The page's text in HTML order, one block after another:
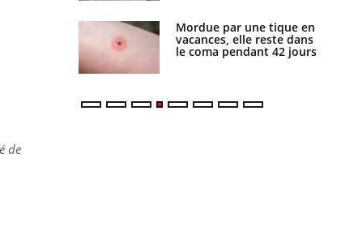
de
Mordue par une tique en
vacances, elle reste dans
le coma pendant 42 jours
Allergies alimentaires :
une nouvelle arme contre
les réactions sévères